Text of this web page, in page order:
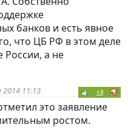
банков и есть явное
что ЦБ РФ в этом деле
России, а не
11:13 +3
это заявление
ростом.